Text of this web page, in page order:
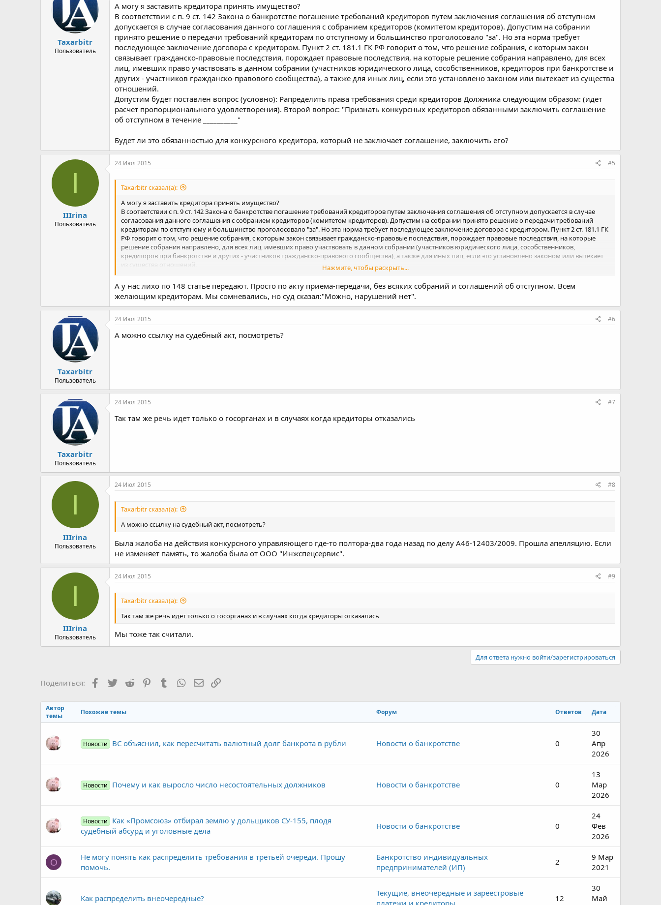
Taxarbitr
Пользователь
А могу я заставить кредитора принять имущество?
В соответствии с п. 9 ст. 142 Закона о банкротстве погашение требований кредиторов путем заключения соглашения об отступном
допускается в случае согласования данного соглашения с собранием кредиторов (комитетом кредиторов). Допустим на собрании
принято решение о передачи требований кредиторам по отступному и большинство проголосовало "за". Но эта норма требует
последующее заключение договора с кредитором. Пункт 2 ст. 181.1 ГК РФ говорит о том, что решение собрания, с которым закон
связывает гражданско-правовые последствия, порождает правовые последствия, на которые решение собрания направлено, для всех
лиц, имевших право участвовать в данном собрании (участников юридического лица, сособственников, кредиторов при банкротстве и
других - участников гражданско-правового сообщества), а также для иных лиц, если это установлено законом или вытекает из существа
отношений.
Допустим будет поставлен вопрос (условно): Рапределить права требования среди кредиторов Должника следующим образом: (идет
расчет пропорционального удовлетворения). Второй вопрос: "Признать конкурсных кредиторов обязанными заключить соглашение
об отступном в течение __________"
Будет ли это обязанностью для конкурсного кредитора, который не заключает соглашение, заключить его?
I
IIIrina
Пользователь
24 Июл 2015 #5
Taxarbitr сказал(а):
А могу я заставить кредитора принять имущество?
В соответствии с п. 9 ст. 142 Закона о банкротстве погашение требований кредиторов путем заключения соглашения об отступном допускается в случае
согласования данного соглашения с собранием кредиторов (комитетом кредиторов). Допустим на собрании принято решение о передачи требований
кредиторам по отступному и большинство проголосовало "за". Но эта норма требует последующее заключение договора с кредитором. Пункт 2 ст. 181.1 ГК
РФ говорит о том, что решение собрания, с которым закон связывает гражданско-правовые последствия, порождает правовые последствия, на которые
решение собрания направлено, для всех лиц, имевших право участвовать в данном собрании (участников юридического лица, сособственников,
кредиторов при банкротстве и других - участников гражданско-правового сообщества), а также для иных лиц, если это установлено законом или вытекает
из существа отношений.
Допустим будет поставлен вопрос (условно): Рапределить права требования среди кредиторов Должника следующим образом: (идет расчет
пропорционального удовлетворения). Второй вопрос: "Признать конкурсных кредиторов обязанными заключить соглашение об отступном в течение
__________"
Будет ли это обязанностью для конкурсного кредитора, который не заключает соглашение, заключить его?
Нажмите, чтобы раскрыть...
А у нас лихо по 148 статье передают. Просто по акту приема-передачи, без всяких собраний и соглашений об отступном. Всем
желающим кредиторам. Мы сомневались, но суд сказал:"Можно, нарушений нет".
Taxarbitr
Пользователь
24 Июл 2015 #6
А можно ссылку на судебный акт, посмотреть?
Taxarbitr
Пользователь
24 Июл 2015 #7
Так там же речь идет только о госорганах и в случаях когда кредиторы отказались
I
IIIrina
Пользователь
24 Июл 2015 #8
Taxarbitr сказал(а):
А можно ссылку на судебный акт, посмотреть?
Была жалоба на действия конкурсного управляющего где-то полтора-два года назад по делу А46-12403/2009. Прошла апелляцию. Если
не изменяет память, то жалоба была от ООО "Инжспецсервис".
I
IIIrina
Пользователь
24 Июл 2015 #9
Taxarbitr сказал(а):
Так там же речь идет только о госорганах и в случаях когда кредиторы отказались
Мы тоже так считали.
Для ответа нужно войти/зарегистрироваться
Поделиться: Facebook
TwitterReddit PinterestTumblrWhatsAppЭлектронная почта
Ссылка
Автор
темы
Похожие темы Форум Ответов Дата
Новости ВС объяснил, как пересчитать валютный долг банкрота в рубли Новости о банкротстве 0
30
Апр
2026
Новости Почему и как выросло число несостоятельных должников Новости о банкротстве 0
13
Мар
2026
Новости
Как «Промсоюз» отбирал землю у дольщиков СУ-155, плодя
судебный абсурд и уголовные дела
Новости о банкротстве 0
24
Фев
2026
О
Не могу понять как распределить требования в третьей очереди. Прошу
помочь.
Банкротство индивидуальных
предпринимателей (ИП)
2
9 Мар
2021
Как распределить внеочередные?
Текущие, внеочередные и зареестровые
платежи и кредиторы
12
30
Май